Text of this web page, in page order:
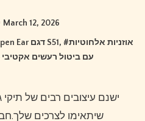
March 12, 2026
אוזניות אלחוטיות 1more Open Ear דגם S51, #אוזניות אלחוטיות
אמיתיות 1more Aero עם ביטול רעשים אקטיבי
ישנם עיצובים רבים של תיקי גולף לנשים ותיקי גולף מוזלים
שיתאימו לצרכים